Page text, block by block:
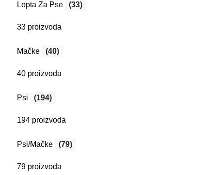
Lopta Za Pse (33)
33 proizvoda
Mačke (40)
40 proizvoda
Psi (194)
194 proizvoda
Psi/Mačke (79)
79 proizvoda